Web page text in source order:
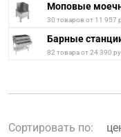
Моповые
30 товаров от 11 957
Барные
82 товара от 24 390
Сортировать по: